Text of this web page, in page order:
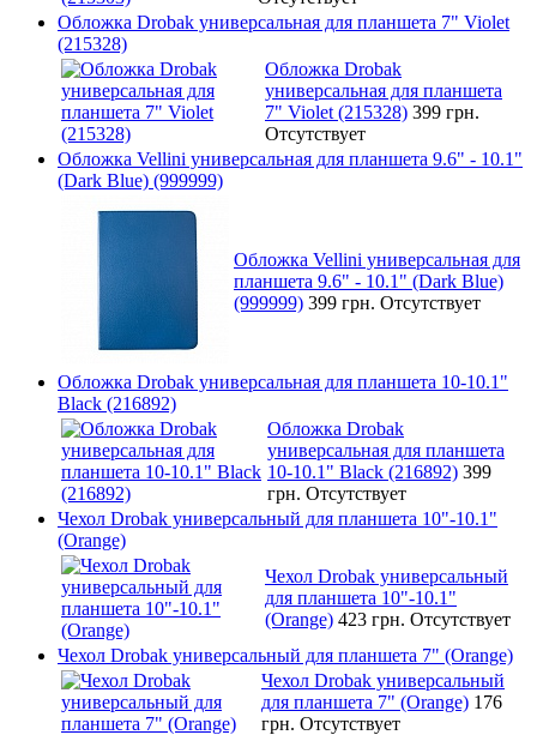
Обложка Drobak универсальная для планшета 7" Violet
(215328)
Обложка Drobak
универсальная для планшета
7" Violet (215328) 399 грн.
Отсутствует
Обложка Vellini универсальная для планшета 9.6" - 10.1"
(Dark Blue) (999999)
Обложка Vellini универсальная для
планшета 9.6" - 10.1" (Dark Blue)
(999999) 399 грн. Отсутствует
Обложка Drobak универсальная для планшета 10-10.1"
Black (216892)
Обложка Drobak
универсальная для планшета
10-10.1" Black (216892) 399
грн. Отсутствует
Чехол Drobak универсальный для планшета 10"-10.1"
(Orange)
Чехол Drobak универсальный
для планшета 10"-10.1"
(Orange) 423 грн. Отсутствует
Чехол Drobak универсальный для планшета 7" (Orange)
Чехол Drobak универсальный
для планшета 7" (Orange) 176
грн. Отсутствует